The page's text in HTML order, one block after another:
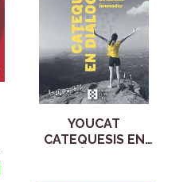
YOUCAT
CATEQUESIS EN